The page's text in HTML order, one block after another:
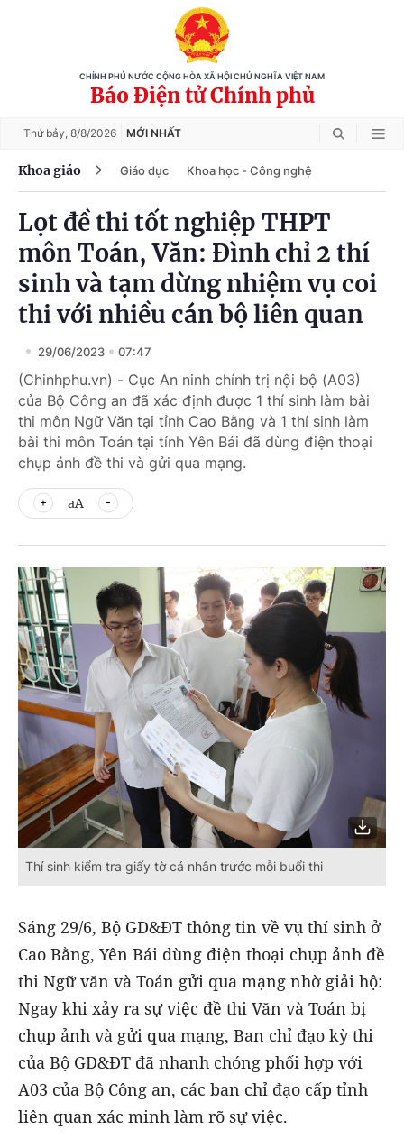
CHÍNH PHỦ NƯỚC CỘNG HÒA XÃ HỘI CHỦ NGHĨA VIỆT NAM
Báo Điện tử Chính phủ
Thứ bảy, 8/8/2026 MỚI NHẤT
Khoa giáo Giáo dục Khoa học - Công nghệ
Lọt đề thi tốt nghiệp THPT
môn Toán, Văn: Đình chỉ 2 thí
sinh và tạm dừng nhiệm vụ coi
thi với nhiều cán bộ liên quan
29/06/2023 07:47
(Chinhphu.vn) - Cục An ninh chính trị nội bộ (A03)
của Bộ Công an đã xác định được 1 thí sinh làm bài
thi môn Ngữ Văn tại tỉnh Cao Bằng và 1 thí sinh làm
bài thi môn Toán tại tỉnh Yên Bái đã dùng điện thoại
chụp ảnh đề thi và gửi qua mạng.
aA
Thí sinh kiểm tra giấy tờ cá nhân trước mỗi buổi thi
Sáng 29/6, Bộ GD&ĐT thông tin về vụ thí sinh ở
Cao Bằng, Yên Bái dùng điện thoại chụp ảnh đề
thi Ngữ văn và Toán gửi qua mạng nhờ giải hộ:
Ngay khi xảy ra sự việc đề thi Văn và Toán bị
chụp ảnh và gửi qua mạng, Ban chỉ đạo kỳ thi
của Bộ GD&ĐT đã nhanh chóng phối hợp với
A03 của Bộ Công an, các ban chỉ đạo cấp tỉnh
liên quan xác minh làm rõ sự việc.